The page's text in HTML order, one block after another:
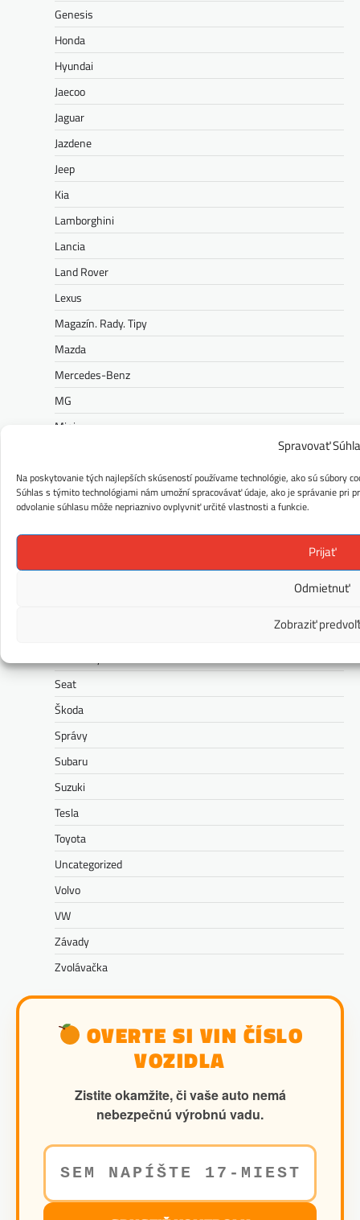
Spravovať
Na poskytovanie tých najlepších skúseností používame technológie, ako sú súbory
Súhlas s týmito technológiami nám umožní spracovávať údaje, ako je správanie pri
odvolanie súhlasu môže nepriaznivo ovplyvniť určité vlastnosti a funkcie.
Prijať
Odmietnuť
Zobraziť
Genesis
Honda
Hyundai
Jaecoo
Jaguar
Jazdene
Jeep
Kia
Lamborghini
Lancia
Land Rover
Lexus
Magazín. Rady. Tipy
Mazda
Mercedes-Benz
MG
Mini
Opel
Peugeot
Seat
Škoda
Správy
Subaru
Suzuki
Tesla
Toyota
Uncategorized
Volvo
VW
Závady
Zvolávačka
OVERTE SI VIN ČÍSLO
VOZIDLA
Zistite okamžite, či vaše auto nemá
nebezpečnú výrobnú vadu.